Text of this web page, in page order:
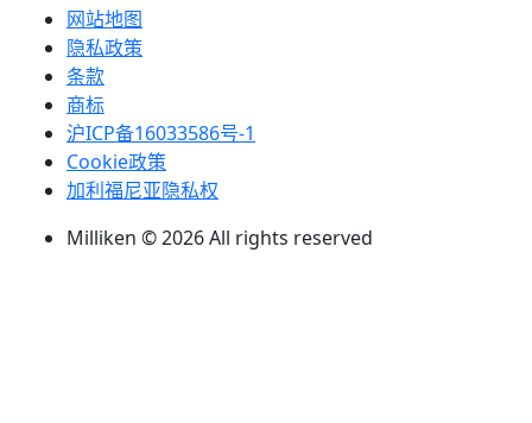
网站地图
隐私政策
条款
商标
沪ICP备16033586号-1
Cookie政策
加利福尼亚隐私权
Milliken © 2026 All rights reserved